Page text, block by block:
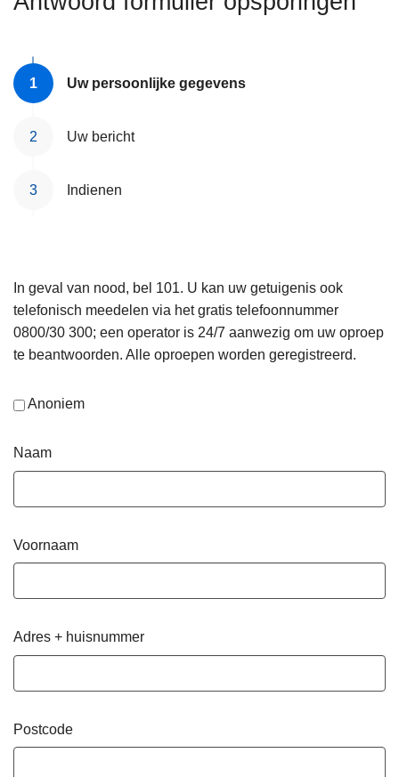
Uw persoonlijke gegevens
Uw bericht
Indienen
In geval van nood, bel 101. U kan uw getuigenis ook
telefonisch meedelen via het gratis telefoonnummer
0800/30 300; een operator is 24/7 aanwezig om uw oproep
te beantwoorden. Alle oproepen worden geregistreerd.
Anoniem
Naam
Voornaam
Adres + huisnummer
Postcode